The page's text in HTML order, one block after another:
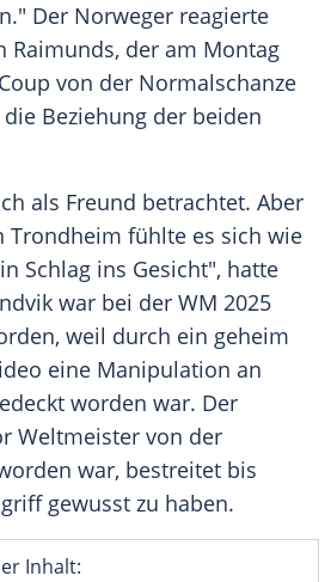
Der Norweger reagierte
Raimunds, der am Montag
von der Normalschanze
Beziehung der beiden
als Freund betrachtet. Aber
Trondheim fühlte es sich wie
Schlag ins Gesicht", hatte
war bei der WM 2025
weil durch ein geheim
eine Manipulation an
worden war. Der
Weltmeister von der
war, bestreitet bis
gewusst zu haben.
Inhalt: